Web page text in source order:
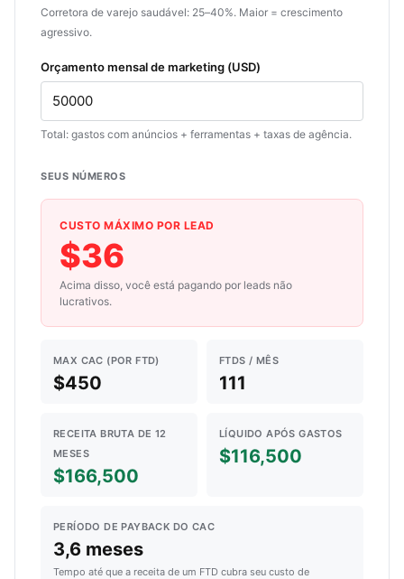
Corretora de varejo saudável: 25–40%. Maior = crescimento
agressivo.
Orçamento mensal de marketing (USD)
Total: gastos com anúncios + ferramentas + taxas de agência.
SEUS NÚMEROS
CUSTO MÁXIMO POR LEAD
$36
Acima disso, você está pagando por leads não
lucrativos.
MAX CAC (POR FTD)
$450
FTDS / MÊS
111
RECEITA BRUTA DE 12
MESES
$166,500
LÍQUIDO APÓS GASTOS
$116,500
PERÍODO DE PAYBACK DO CAC
3,6 meses
Tempo até que a receita de um FTD cubra seu custo de